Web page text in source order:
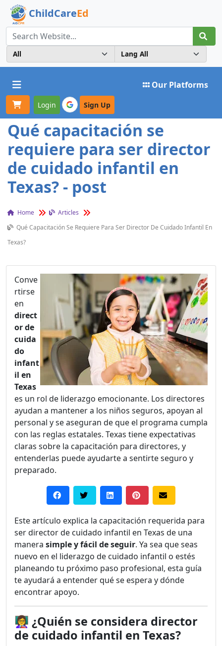
ChildCareEd
Toggle navigation Our Platforms
Login Sign Up
Qué capacitación se
requiere para ser director
de cuidado infantil en
Texas? - post
Home
Articles
Qué Capacitación Se Requiere Para Ser Director De Cuidado Infantil En
Texas?
Conve
rtirse
en
direct
or de
cuida
do
infant
il en
Texas
es un rol de liderazgo emocionante. Los directores
ayudan a mantener a los niños seguros, apoyan al
personal y se aseguran de que el programa cumpla
con las reglas estatales. Texas tiene expectativas
claras sobre la capacitación para directores, y
entenderlas puede ayudarte a sentirte seguro y
preparado.
Este artículo explica la capacitación requerida para
ser director de cuidado infantil en Texas de una
manera simple y fácil de seguir. Ya sea que seas
nuevo en el liderazgo de cuidado infantil o estés
planeando tu próximo paso profesional, esta guía
te ayudará a entender qué se espera y dónde
encontrar apoyo.
👩‍🏫 ¿Quién se considera director
de cuidado infantil en Texas?